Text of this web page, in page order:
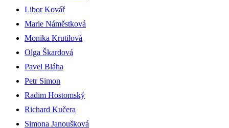
Libor Kovář
Marie Náměstková
Monika Krutilová
Olga Škardová
Pavel Bláha
Petr Simon
Radim Hostomský
Richard Kučera
Simona Janoušková